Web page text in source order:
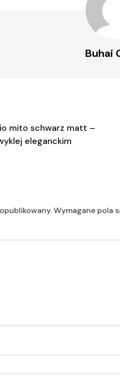
Buhai
mito schwarz matt –
eleganckim
Wymagane pola